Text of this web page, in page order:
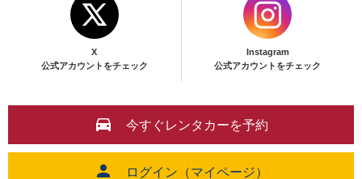
X
公式アカウントをチェック
Instagram
公式アカウントをチェック
今すぐレンタカーを予約
ログイン（マイページ）